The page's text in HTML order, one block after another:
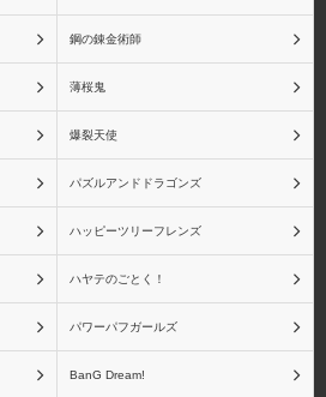
鋼の錬金術師
薄桜鬼
爆裂天使
パズルアンドドラゴンズ
ハッピーツリーフレンズ
ハヤテのごとく！
パワーパフガールズ
BanG Dream!